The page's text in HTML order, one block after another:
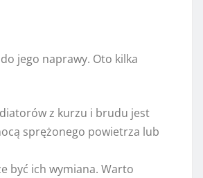
jego naprawy. Oto kilka
z kurzu i brudu jest
sprężonego powietrza lub
być ich wymiana. Warto